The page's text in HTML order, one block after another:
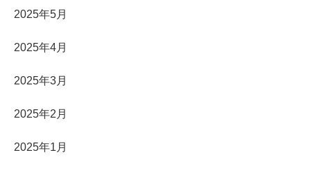
2025年5月
2025年4月
2025年3月
2025年2月
2025年1月